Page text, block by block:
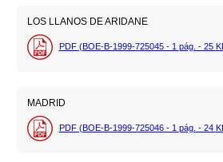
LOS LLANOS DE ARIDANE
PDF (BOE-B-1999-725045 - 1 pág. - 25
MADRID
PDF (BOE-B-1999-725046 - 1 pág. - 24